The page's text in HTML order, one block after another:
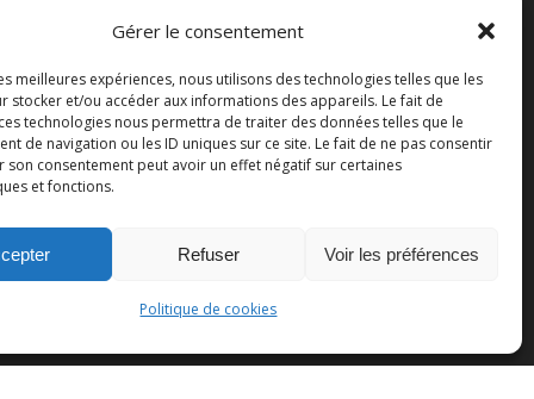
Gérer le consentement
meilleures expériences, nous utilisons des technologies telles que les
stocker et/ou accéder aux informations des appareils. Le fait de
technologies nous permettra de traiter des données telles que le
de navigation ou les ID uniques sur ce site. Le fait de ne pas consentir
son consentement peut avoir un effet négatif sur certaines
et fonctions.
Refuser Voir les préférences
Politique de cookies